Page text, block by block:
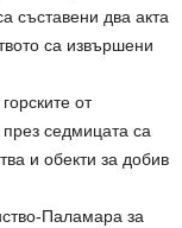
съставени два акта
са извършени
от
седмицата са
и обекти за добив
Паламара за